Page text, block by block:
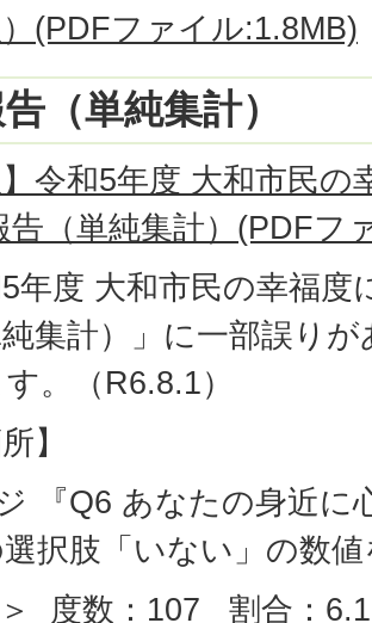
）(PDFファイル:1.8MB)
（単純集計）
】令和5年度 大和市民
告（単純集計）(PDFフ
年度 大和市民の幸福度
集計）」に一部誤り
。（R6.8.1）
】
『Q6 あなたの身近に
択肢「いない」の数
度数：107 割合：